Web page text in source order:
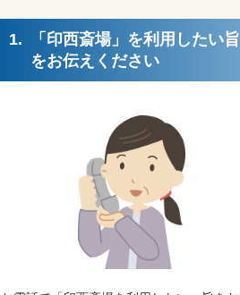
1.
「印西斎場」を利用したい旨
をお伝えください